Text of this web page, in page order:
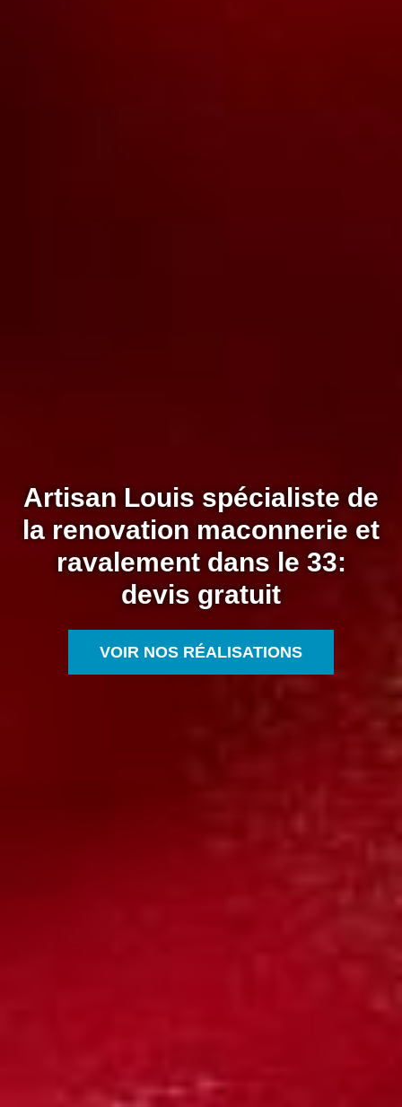
Artisan Louis spécialiste de
la renovation maconnerie et
ravalement dans le 33:
devis gratuit
VOIR NOS RÉALISATIONS